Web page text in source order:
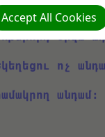
օրվա
ոչ
անդամ։
Accept All Cookies